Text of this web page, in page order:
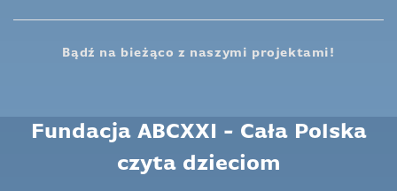
Bądź na bieżąco z naszymi projektami!
Fundacja ABCXXI - Cała Polska
czyta dzieciom